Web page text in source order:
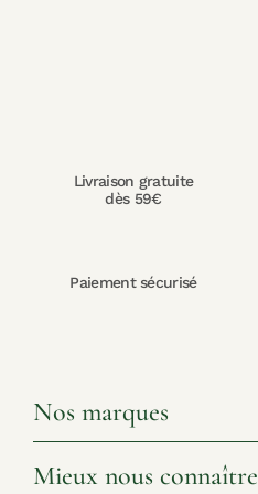
Livraison gratuite
dès 59€
Paiement sécurisé
Nos marques
Mieux nous connaître